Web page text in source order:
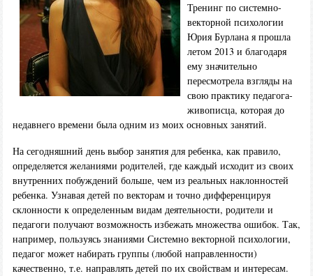
Тренинг по системно-
векторной психологии
Юрия Бурлана я прошла
летом 2013 и благодаря
ему значительно
пересмотрела взгляды на
свою практику педагога-
живописца, которая до
недавнего времени была одним из моих основных занятий.
На сегодняшний день выбор занятия для ребенка, как правило,
определяется желаниями родителей, где каждый исходит из своих
внутренних побуждений больше, чем из реальных наклонностей
ребенка. Узнавая детей по векторам и точно дифференцируя
склонности к определенным видам деятельности, родители и
педагоги получают возможность избежать множества ошибок. Так,
например, пользуясь знаниями Системно векторной психологии,
педагог может набирать группы (любой направленности)
качественно, т.е. направлять детей по их свойствам и интересам.